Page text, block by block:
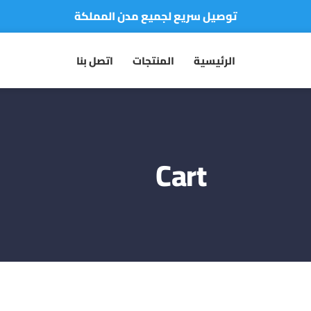
توصيل سريع لجميع مدن المملكة
الرئيسية المنتجات اتصل بنا
Cart